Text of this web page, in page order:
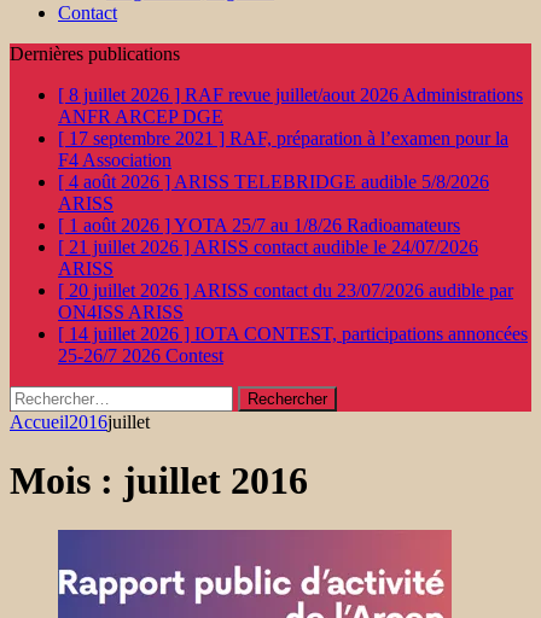
Contact
Dernières publications
[ 8 juillet 2026 ] RAF revue juillet/aout 2026 Administrations
ANFR ARCEP DGE
[ 17 septembre 2021 ] RAF, préparation à l’examen pour la
F4 Association
[ 4 août 2026 ] ARISS TELEBRIDGE audible 5/8/2026
ARISS
[ 1 août 2026 ]YOTA 25/7 au 1/8/26 Radioamateurs
[ 21 juillet 2026 ] ARISS contact audible le 24/07/2026
ARISS
[ 20 juillet 2026 ] ARISS contact du 23/07/2026 audible par
ON4ISS ARISS
[ 14 juillet 2026 ] IOTA CONTEST, participations annoncées
25-26/7 2026 Contest
Rechercher :
Accueil2016juillet
Mois : juillet 2016